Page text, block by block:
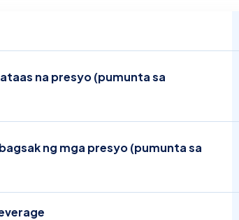
na presyo (pumunta sa
ng mga presyo (pumunta sa